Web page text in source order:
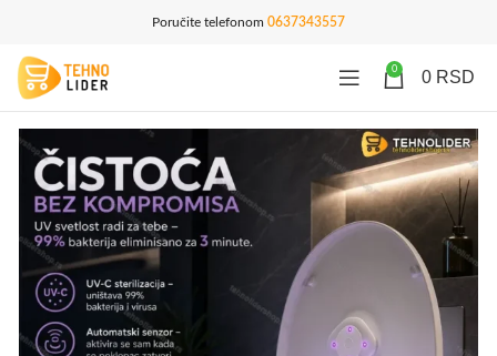
Poručite telefonom 0637343557
0 0 RSD